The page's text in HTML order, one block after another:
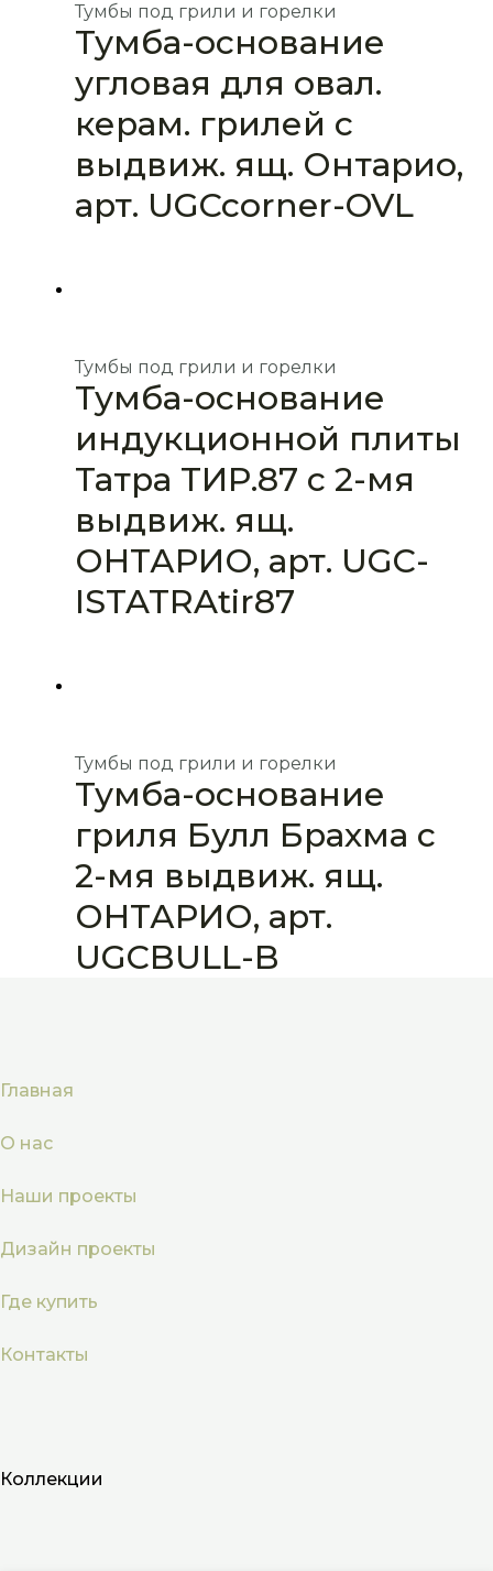
Тумбы под грили и горелки
Тумба-основание
угловая для овал.
керам. грилей с
выдвиж. ящ. Онтарио,
арт. UGCcorner-OVL
Тумбы под грили и горелки
Тумба-основание
индукционной плиты
Татра ТИР.87 с 2-мя
выдвиж. ящ.
ОНТАРИО, арт. UGC-
ISTATRAtir87
Тумбы под грили и горелки
Тумба-основание
гриля Булл Брахма с
2-мя выдвиж. ящ.
ОНТАРИО, арт.
UGCBULL-B
Главная
О нас
Наши проекты
Дизайн проекты
Где купить
Контакты
Коллекции